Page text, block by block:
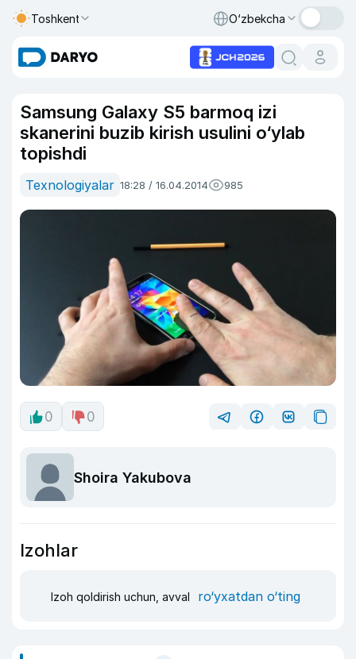
Toshkent O‘zbekcha
Samsung Galaxy S5 barmoq izi
skanerini buzib kirish usulini o‘ylab
topishdi
Texnologiyalar 18:28 / 16.04.2014 985
0 0
Shoira Yakubova
Izohlar
Izoh qoldirish uchun, avval ro‘yxatdan o‘ting